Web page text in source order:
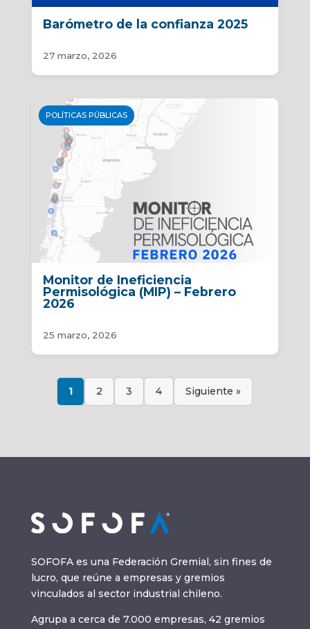
Barómetro de la confianza 2025
27 marzo, 2026
POLÍTICAS PÚBLICAS
Monitor de Ineficiencia
Permisológica (MIP) – Febrero
2026
25 marzo, 2026
1 2 3 4 Siguiente »
SOFOFA es una Federación Gremial, sin fines de
lucro, que reúne a empresas y gremios
vinculados al sector industrial chileno.
Agrupa a cerca de 7.000 empresas, 42 gremios